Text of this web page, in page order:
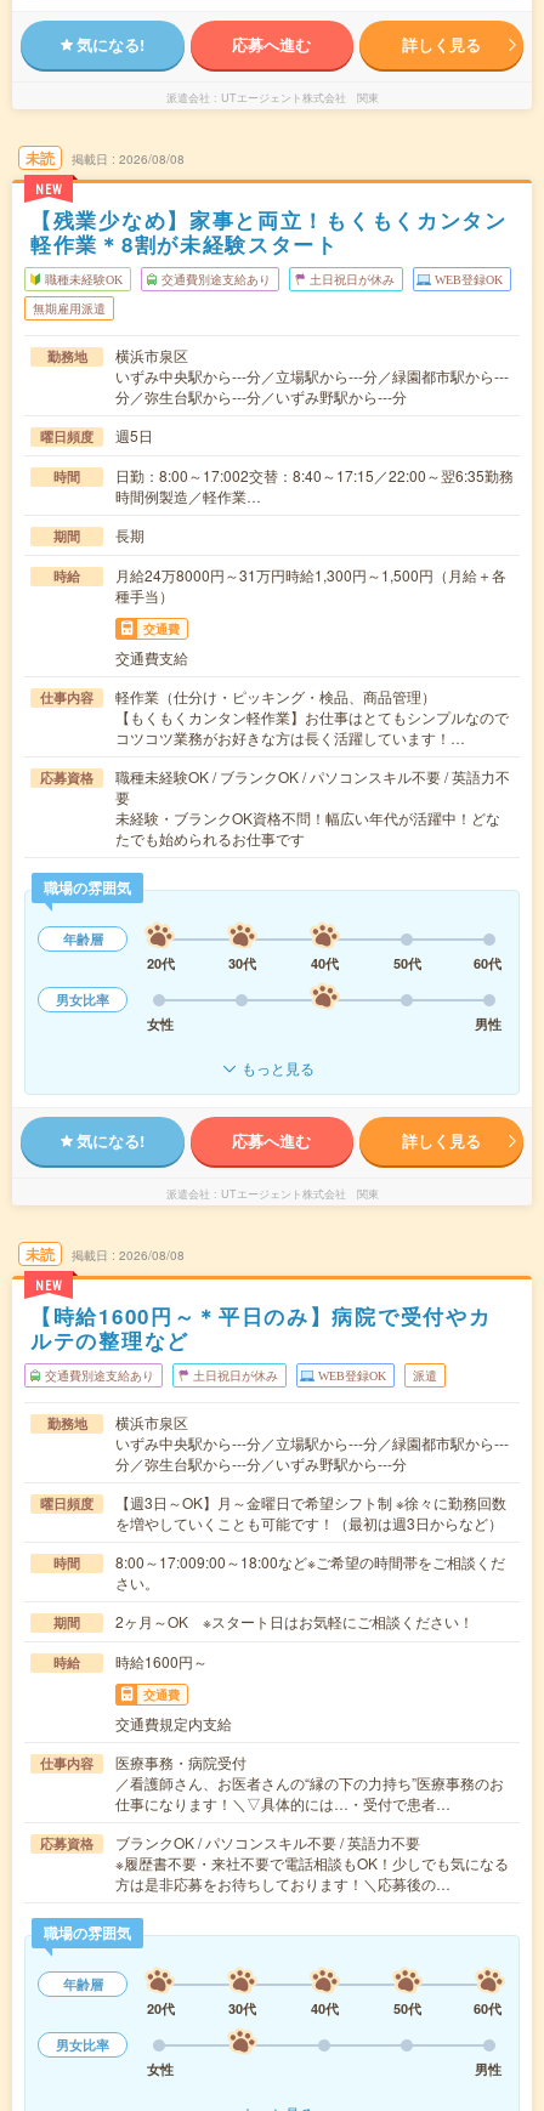
気になる! 応募へ進む 詳しく見る
派遣会社 UTエージェント株式会社 関東
未読
NEW
掲載日 2026/08/08
【残業少なめ】家事と両立！もくもくカンタン
軽作業＊8割が未経験スタート
職種未経験OK 交通費別途支給あり 土日祝日が休み WEB登録OK
無期雇用派遣
勤務地
横浜市泉区
いずみ中央駅から---分／立場駅から---分／緑園都市駅から---
分／弥生台駅から---分／いずみ野駅から---分
曜日頻度 週5日
時間
日勤：8:00～17:002交替：8:40～17:15／22:00～翌6:35勤務
時間例製造／軽作業…
期間 長期
時給
月給24万8000円～31万円時給1,300円～1,500円（月給＋各
種手当）
交通費
交通費支給
仕事内容
軽作業（仕分け・ピッキング・検品、商品管理）
【もくもくカンタン軽作業】お仕事はとてもシンプルなので
コツコツ業務がお好きな方は長く活躍しています！…
応募資格
職種未経験OK / ブランクOK / パソコンスキル不要 / 英語力不
要
未経験・ブランクOK資格不問！幅広い年代が活躍中！どな
たでも始められるお仕事です
職場の雰囲気
年齢層
20代
30代 40代 50代
60代
男女比率
女性
男性
もっと見る
気になる! 応募へ進む 詳しく見る
派遣会社 UTエージェント株式会社 関東
未読
NEW
掲載日 2026/08/08
【時給1600円～＊平日のみ】病院で受付やカ
ルテの整理など
交通費別途支給あり 土日祝日が休み WEB登録OK 派遣
勤務地
横浜市泉区
いずみ中央駅から---分／立場駅から---分／緑園都市駅から---
分／弥生台駅から---分／いずみ野駅から---分
曜日頻度
【週3日～OK】月～金曜日で希望シフト制 ※徐々に勤務回数
を増やしていくことも可能です！（最初は週3日からなど）
時間
8:00～17:009:00～18:00など※ご希望の時間帯をご相談くだ
さい。
期間 2ヶ月～OK ※スタート日はお気軽にご相談ください！
時給 時給1600円～
交通費
交通費規定内支給
仕事内容
医療事務・病院受付
／看護師さん、お医者さんの“縁の下の力持ち”医療事務のお
仕事になります！＼▽具体的には…・受付で患者…
応募資格
ブランクOK / パソコンスキル不要 / 英語力不要
※履歴書不要・来社不要で電話相談もOK！少しでも気になる
方は是非応募をお待ちしております！＼応募後の…
職場の雰囲気
年齢層
20代
30代 40代 50代
60代
男女比率
女性
男性